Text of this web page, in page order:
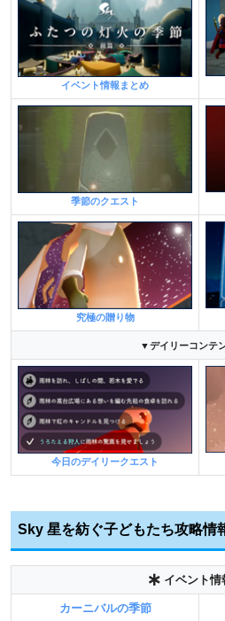
イベント情報まとめ
季節のクエスト
究極の贈り物
▼デイリーコンテ
今日のデイリークエスト
Sky 星を紡ぐ子どもたち攻略情
イベント情
カーニバルの季節